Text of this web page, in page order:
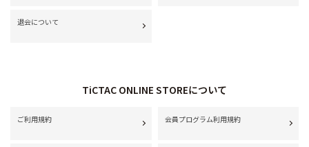
退会について
TiCTAC ONLINE STOREについて
ご利用規約 会員プログラム利用規約